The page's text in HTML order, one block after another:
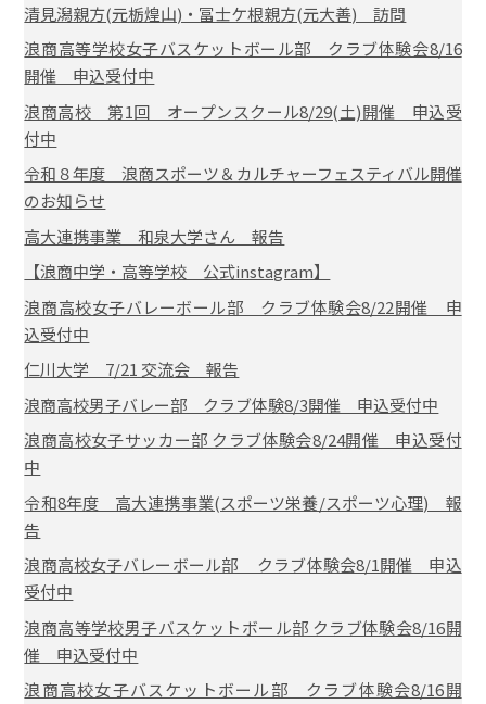
清見潟親方(元栃煌山)・冨士ケ根親方(元大善) 訪問
浪商高等学校女子バスケットボール部 クラブ体験会8/16
開催 申込受付中
浪商高校 第1回 オープンスクール8/29(土)開催 申込受
付中
令和８年度 浪商スポーツ＆カルチャーフェスティバル開催
のお知らせ
高大連携事業 和泉大学さん 報告
【浪商中学・高等学校 公式instagram】
浪商高校女子バレーボール部 クラブ体験会8/22開催 申
込受付中
仁川大学 7/21 交流会 報告
浪商高校男子バレー部 クラブ体験8/3開催 申込受付中
浪商高校女子サッカー部 クラブ体験会8/24開催 申込受付
中
令和8年度 高大連携事業(スポーツ栄養/スポーツ心理) 報
告
浪商高校女子バレーボール部 クラブ体験会8/1開催 申込
受付中
浪商高等学校男子バスケットボール部 クラブ体験会8/16開
催 申込受付中
浪商高校女子バスケットボール部 クラブ体験会8/16開